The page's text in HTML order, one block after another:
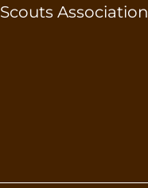
Association